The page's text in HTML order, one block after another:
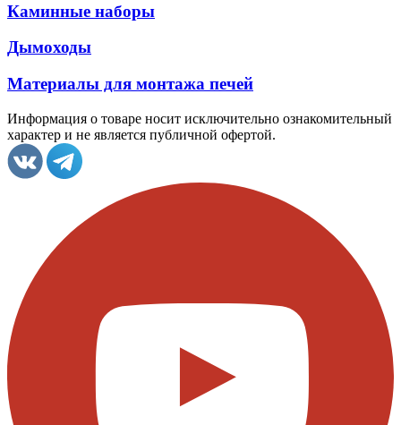
Каминные наборы
Дымоходы
Материалы для монтажа печей
Информация о товаре носит исключительно ознакомительный
характер и не является публичной офертой.